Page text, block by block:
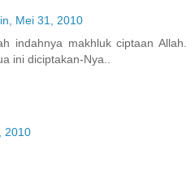
Mei 31, 2010
indahnya makhluk ciptaan Allah.
ini diciptakan-Nya..
2010